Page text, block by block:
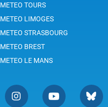
METEO TOURS
METEO LIMOGES
METEO STRASBOURG
METEO BREST
METEO LE MANS